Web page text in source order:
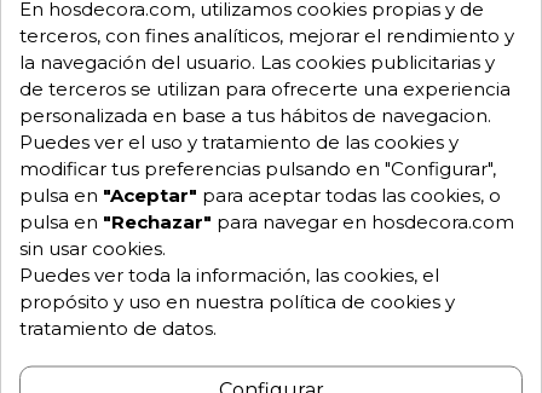
Mesa cafeterías de hostelería con
tablero en compact.
Estructura acerado y base en hierro fundido
También se pueden servir tableros de madera,
Werzalit y melamina, consultar.
Tablero Redondo Compact 60 y 70 cm
Altura de la mesa 73 cm
Estructura color negro, blanco o aluminio.
De interior
**Necesita montaje
Medidas disponibles de este modelo en Ø 60 o 70-
En hosdecora.com, utilizamos cookies propias y de
terceros, con fines analíticos, mejorar el rendimiento y
la navegación del usuario. Las cookies publicitarias y
de terceros se utilizan para ofrecerte una experiencia
personalizada en base a tus hábitos de navegacion.
Puedes ver el uso y tratamiento de las cookies y
modificar tus preferencias pulsando en "Configurar",
pulsa en "Aceptar" para aceptar todas las cookies, o
pulsa en "Rechazar" para navegar en hosdecora.com
sin usar cookies.
Puedes ver toda la información, las cookies, el
propósito y uso en nuestra política de cookies y
tratamiento de datos.